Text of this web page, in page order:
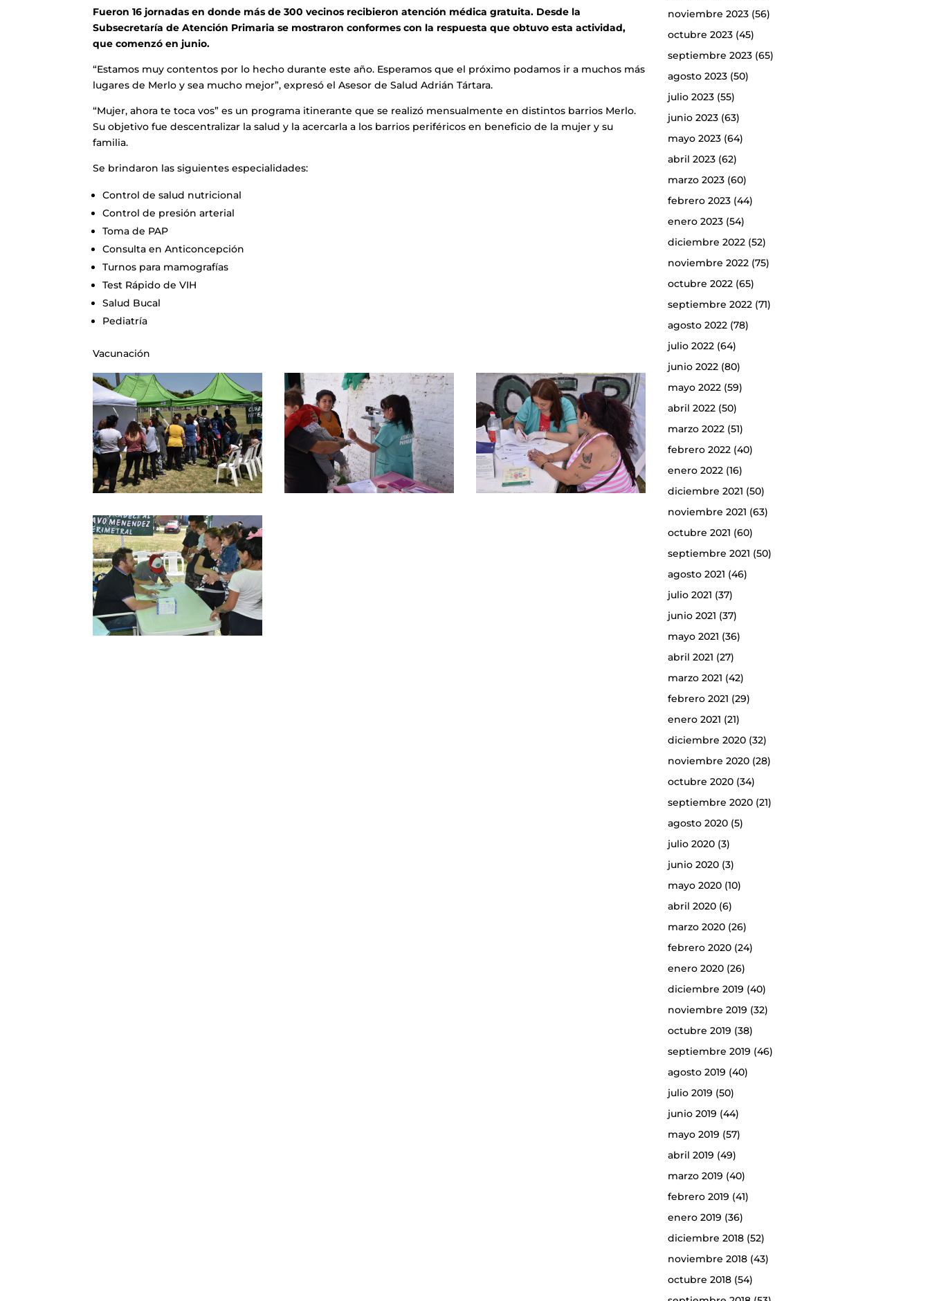
Fueron 16 jornadas en donde más de 300 vecinos recibieron atención médica gratuita. Desde la
Subsecretaría de Atención Primaria se mostraron conformes con la respuesta que obtuvo esta actividad,
que comenzó en junio.
“Estamos muy contentos por lo hecho durante este año. Esperamos que el próximo podamos ir a muchos más
lugares de Merlo y sea mucho mejor”, expresó el Asesor de Salud Adrián Tártara.
“Mujer, ahora te toca vos” es un programa itinerante que se realizó mensualmente en distintos barrios Merlo.
Su objetivo fue descentralizar la salud y la acercarla a los barrios periféricos en beneficio de la mujer y su
familia.
Se brindaron las siguientes especialidades:
Control de salud nutricional
Control de presión arterial
Toma de PAP
Consulta en Anticoncepción
Turnos para mamografías
Test Rápido de VIH
Salud Bucal
Pediatría
Vacunación
noviembre 2023(56)
octubre 2023(45)
septiembre 2023(65)
agosto 2023(50)
julio 2023(55)
junio 2023(63)
mayo 2023(64)
abril 2023(62)
marzo 2023(60)
febrero 2023(44)
enero 2023(54)
diciembre 2022(52)
noviembre 2022(75)
octubre 2022(65)
septiembre 2022(71)
agosto 2022(78)
julio 2022(64)
junio 2022(80)
mayo 2022(59)
abril 2022(50)
marzo 2022(51)
febrero 2022(40)
enero 2022(16)
diciembre 2021 (50)
noviembre 2021 (63)
octubre 2021 (60)
septiembre 2021 (50)
agosto 2021 (46)
julio 2021 (37)
junio 2021 (37)
mayo 2021 (36)
abril 2021 (27)
marzo 2021 (42)
febrero 2021 (29)
enero 2021 (21)
diciembre 2020(32)
noviembre 2020(28)
octubre 2020(34)
septiembre 2020(21)
agosto 2020(5)
julio 2020(3)
junio 2020(3)
mayo 2020(10)
abril 2020(6)
marzo 2020(26)
febrero 2020(24)
enero 2020(26)
diciembre 2019 (40)
noviembre 2019 (32)
octubre 2019 (38)
septiembre 2019 (46)
agosto 2019 (40)
julio 2019 (50)
junio 2019 (44)
mayo 2019 (57)
abril 2019 (49)
marzo 2019 (40)
febrero 2019 (41)
enero 2019 (36)
diciembre 2018(52)
noviembre 2018(43)
octubre 2018(54)